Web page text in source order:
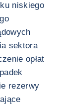
niskiego
sektora
opłat
rezerwy